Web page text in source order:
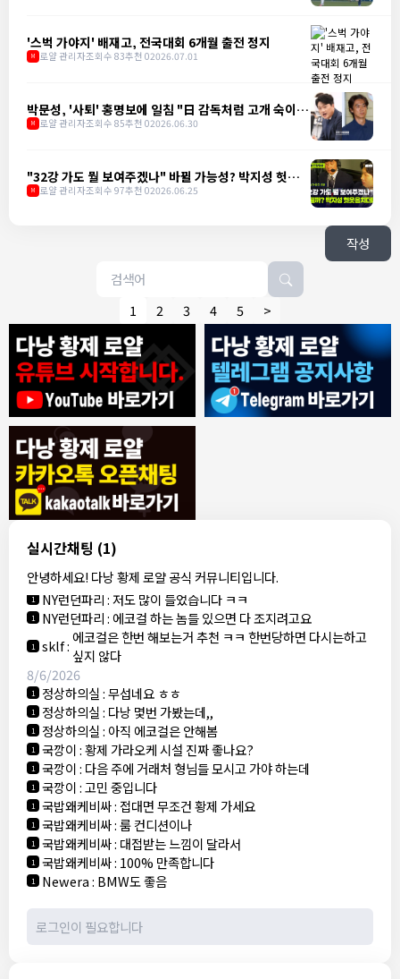
실시간채팅 (1)
안녕하세요! 다낭 황제 로얄 공식 커뮤니티입니다.
8/4/2026
1 모기한테물림:여기도 문의해보면 바로 알려줌
1 모기한테물림:정찰가보다 쌀수 없음
1 결혼안해:ㄹㅇ 팩트 ㅋㅋㅋㅋ
결혼안해:ㄹㅇ 팩트 ㅋㅋㅋㅋ
8/5/2026
NY런던파리 :다낭 에코걸 여기서 예약 가능한가요?
1 3군:에코걸 좀 조심 하는게 좋음
1 NY런던파리:저도 많이 들었습니다 ㅋㅋ
1 NY런던파리: 에코걸 하는 놈들 있으면 다 조지려고요
1 sklf: 에코걸은 한번 해보는거 추천 ㅋㅋ 한번당하면 다시는하고
싶지 않다
8/6/2026
1 정상하의실:무섭네요 ㅎㅎ
1 정상하의실: 다낭 몇번 가봤는데,,
1 정상하의실: 아직 에코걸은 안해봄
1 국깡이:황제 가라오케 시설 진짜 좋나요?
1 국깡이: 다음 주에 거래처 형님들 모시고 가야 하는데
1 국깡이:고민 중입니다
1 국밥왜케비싸: 접대면 무조건 황제 가세요
1 국밥왜케비싸:룸 컨디션이나
1 국밥왜케비싸: 대접받는 느낌이 달라서
1 국밥왜케비싸: 100% 만족합니다
1 Newera: BMW도 좋음
'스벅 가야지' 배재고, 전국대회 6개월 출전 정지
M 로얄 관리자조회수 83추천 02026.07.01
박문성, '사퇴' 홍명보에 일침 "日 감독처럼 고개 숙이는
게 어렵나"
M 로얄 관리자조회수 85추천 02026.06.30
"32강 가도 뭘 보여주겠나" 바뀔 가능성? 박지성 헛웃음
치더니
M 로얄 관리자조회수 97추천 02026.06.25
작성
1 2 3 4 5 >